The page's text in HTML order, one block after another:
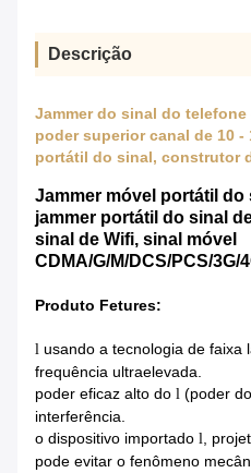
Descrição
Jammer do sinal do telefone
poder superior canal de 10 -
portátil do sinal, construtor
Jammer móvel portátil
jammer portátil do sinal
sinal de Wifi, sinal móvel
CDMA/G/M/DCS/PCS/3G/
Produto Fetures:
l usando a tecnologia de faixa
frequência ultraelevada.
poder eficaz alto do l (poder
interferência.
o dispositivo importado l,
pode evitar o fenômeno